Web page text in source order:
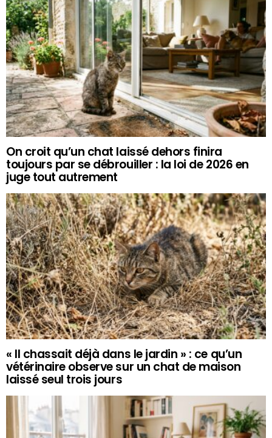
On croit qu’un chat laissé dehors finira
toujours par se débrouiller : la loi de 2026 en
juge tout autrement
« Il chassait déjà dans le jardin » : ce qu’un
vétérinaire observe sur un chat de maison
laissé seul trois jours